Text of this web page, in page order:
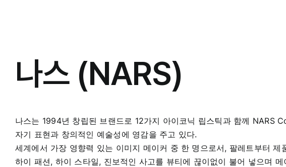
나스 (NARS)
나스는 1994년 창립된 브랜드로 12가지 아이코닉 립스틱과 함께 NARS
자기 표현과 창의적인 예술성에 영감을 주고 있다.
세계에서 가장 영향력 있는 이미지 메이커 중 한 명으로서, 팔레트부터
하이 패션, 하이 스타일, 진보적인 사고를 뷰티에 끊이없이 불어 넣으며